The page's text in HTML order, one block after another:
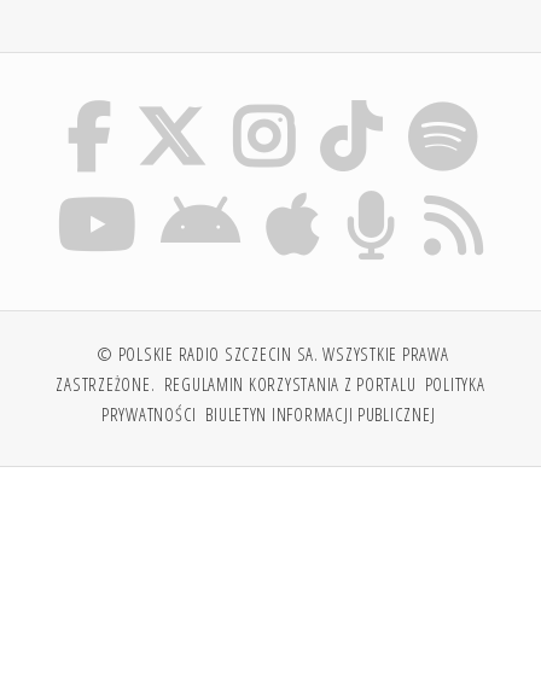
© POLSKIE RADIO SZCZECIN SA. WSZYSTKIE PRAWA
ZASTRZEŻONE. REGULAMIN KORZYSTANIA Z PORTALU POLITYKA
PRYWATNOŚCI BIULETYN INFORMACJI PUBLICZNEJ